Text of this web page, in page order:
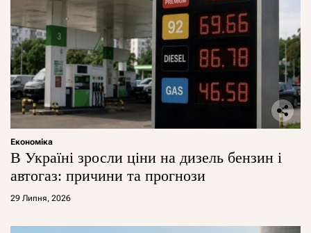
Економіка
В Україні зросли ціни на дизель бензин і
автогаз: причини та прогнози
29 Липня, 2026